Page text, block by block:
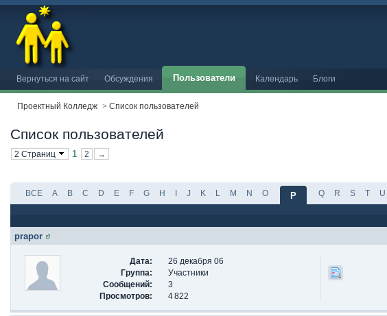
Вернуться на сайт Обсуждения Пользователи Календарь Блоги
Проектный Колледж > Список пользователей
Список пользователей
2 Страниц 1 2 →
ВСЕ A B C D E F G H I J K L M N O P Q R S T U
prapor
Дата:
26 декабря 06
Группа:
Участники
Сообщений:
3
Просмотров:
4 822